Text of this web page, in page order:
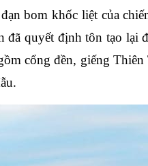
bom khốc liệt của
quyết định tôn tạo lại
cổng đền, giếng Thiên